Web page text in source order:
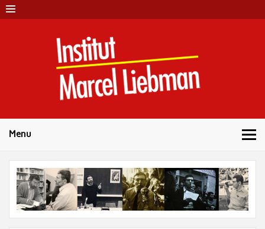
Skip
to
content
Menu